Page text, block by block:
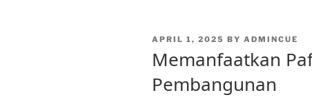
POSTED
APRIL 1, 2025 BY ADMINCUE
Memanfaatkan
Pembangunan